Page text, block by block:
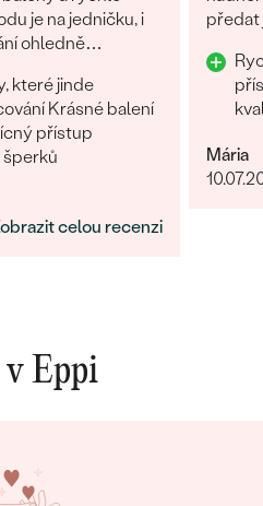
je na jedničku, i
které jinde
Krásné balení
přístup
šperků
celou recenzi
předat
Rychle
přístup
Mária
Eppi